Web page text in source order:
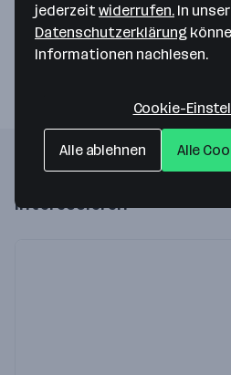
Mühlgasse 07-09
2353 Guntramsdorf— Route
Folgende Firmen
interessieren
jederzeit widerrufen. In
Datenschutzerklärung
Informationen nachlesen.
Cookie-
Alle ablehnen Alle